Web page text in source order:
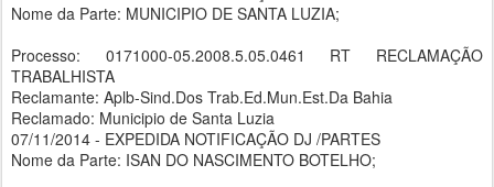
Nome da Parte: MUNICIPIO DE SANTA LUZIA;
Processo: 0171000-05.2008.5.05.0461 RT RECLAMAÇÃO
TRABALHISTA
Reclamante: Aplb-Sind.Dos Trab.Ed.Mun.Est.Da Bahia
Reclamado: Municipio de Santa Luzia
07/11/2014 - EXPEDIDA NOTIFICAÇÃO DJ /PARTES
Nome da Parte: ISAN DO NASCIMENTO BOTELHO;